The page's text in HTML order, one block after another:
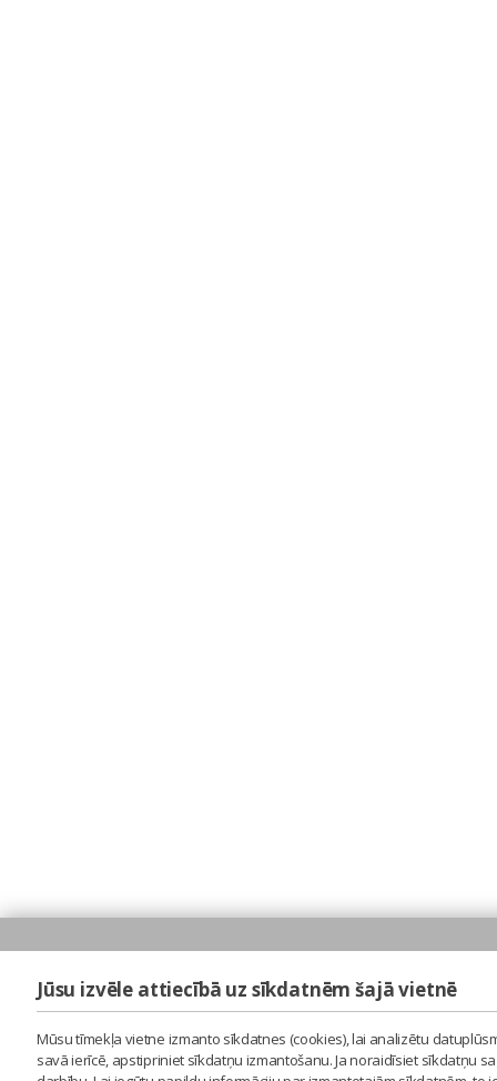
Jūsu izvēle attiecībā uz sīkdatnēm šajā vietnē
Mūsu tīmekļa vietne izmanto sīkdatnes (cookies), lai analizētu
savā ierīcē, apstipriniet sīkdatņu izmantošanu. Ja noraidīsiet sīkdatņu